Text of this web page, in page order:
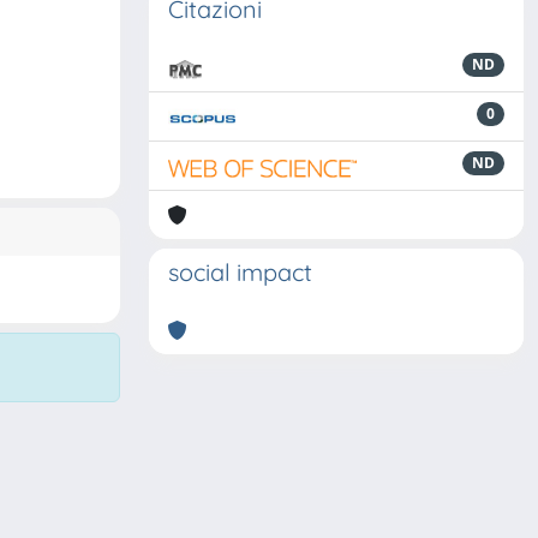
Citazioni
ND
0
ND
social impact